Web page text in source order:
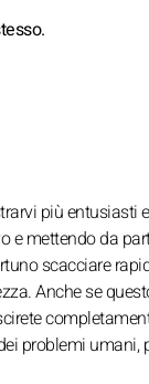
più entusiasti
e mettendo da
scacciare
Anche se
problemi umani,